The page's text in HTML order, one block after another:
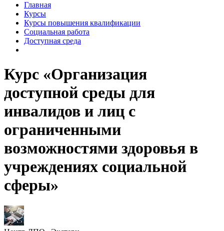
Главная
Курсы
Курсы повышения квалификации
Социальная работа
Доступная среда
Курс «Организация
доступной среды для
инвалидов и лиц с
ограниченными
возможностями здоровья в
учреждениях социальной
сферы»